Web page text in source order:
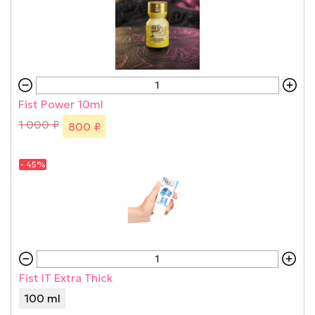
Fist Power 10ml
1 000 ₽
800 ₽
- 45%
Fist IT Extra Thick
100 ml